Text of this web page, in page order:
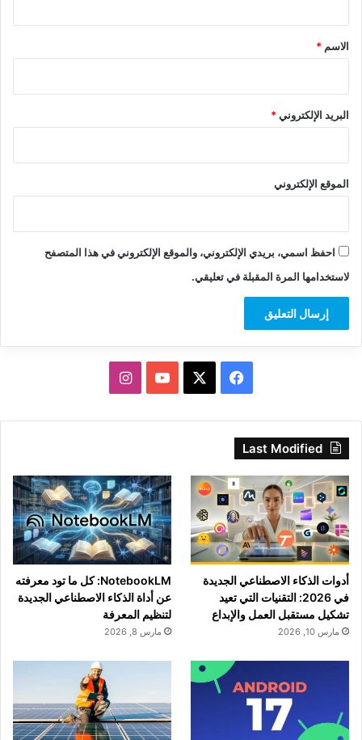
*
الاسم *
البريد الإلكتروني*
الموقع الإلكتروني
احفظ اسمي، بريدي الإلكتروني، والموقع الإلكتروني في هذا المتصفح
لاستخدامها المرة المقبلة في تعليقي.
فيسبوك ‫YouTubeانستقرام
Last Modified
أدوات الذكاء الاصطناعي الجديدة
في 2026: التقنيات التي تعيد
تشكيل مستقبل العمل والإبداع
مارس 10, 2026
NotebookLM: كل ما تود معرفته
عن أداة الذكاء الاصطناعي الجديدة
لتنظيم المعرفة
مارس 8, 2026